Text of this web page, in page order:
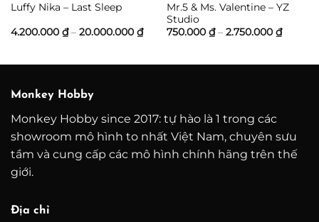
Luffy Nika – Last Sleep
4.200.000 ₫ – 20.000.000 ₫Khoảng
giá:
đến
Mr.5 & Ms. Valentine – YZ
Studio
750.000 ₫ – 2.750.000 ₫
giá:
đến
Monkey Hobby
Monkey Hobby since 2017: tự hào là 1 trong các
showroom mô hình to nhất Việt Nam, chuyên sưu
tầm và cung cấp các mô hình chính hãng trên thế
giới.
Địa chỉ